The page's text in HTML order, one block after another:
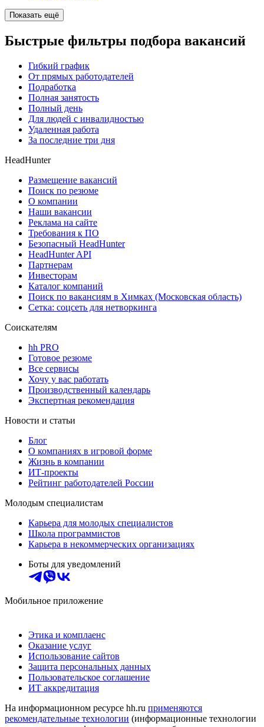
Показать ещё
Быстрые фильтры подбора вакансий
Гибкий график
От прямых работодателей
Подработка
Полная занятость
Полный день
Для людей с инвалидностью
Удаленная работа
За последние три дня
HeadHunter
Размещение вакансий
Поиск по резюме
О компании
Наши вакансии
Реклама на сайте
Требования к ПО
Безопасный HeadHunter
HeadHunter API
Партнерам
Инвесторам
Каталог компаний
Поиск по вакансиям в Химках (Московская область)
Сетка: соцсеть для нетворкинга
Соискателям
hh PRO
Готовое резюме
Все сервисы
Хочу у вас работать
Производственный календарь
Экспертная рекомендация
Новости и статьи
Блог
О компаниях в игровой форме
Жизнь в компании
ИТ-проекты
Рейтинг работодателей России
Молодым специалистам
Карьера для молодых специалистов
Школа программистов
Карьера в некоммерческих организациях
Боты для уведомлений
Мобильное приложение
Этика и комплаенс
Оказание услуг
Использование сайтов
Защита персональных данных
Пользовательское соглашение
ИТ аккредитация
На информационном ресурсе hh.ru применяются
рекомендательные технологии (информационные технологии